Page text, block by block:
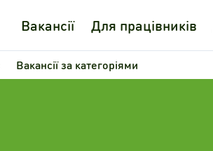
Вакансії Для працівників
Вакансії за категоріями